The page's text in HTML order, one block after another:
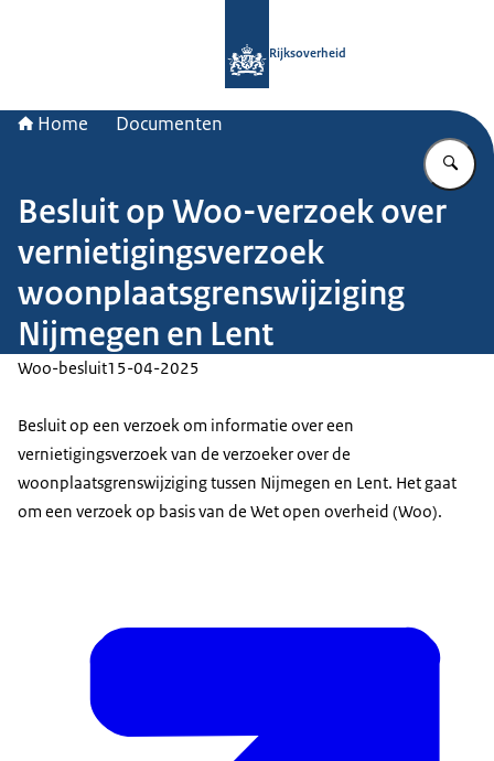
Rijksoverheid
Home Documenten
Besluit op Woo-verzoek over
vernietigingsverzoek
woonplaatsgrenswijziging
Nijmegen en Lent
Woo-besluit15-04-2025
Besluit op een verzoek om informatie over een
vernietigingsverzoek van de verzoeker over de
woonplaatsgrenswijziging tussen Nijmegen en Lent. Het gaat
om een verzoek op basis van de Wet open overheid (Woo).